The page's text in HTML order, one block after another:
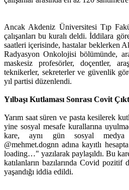
Ancak Akdeniz Üniversitesi Tıp
çalışanları bu kuralı deldi. İddilara
saatleri içerisinde, hastalar beklerken
Radyasyon Onkolojisi bölümünde,
maskesiz profesörler, doçentler,
teknikerler, sekreterler ve güvenlik
yıl partisi düzenlendi.
Yılbaşı Kutlaması Sonrası Covit
Yarım saat süren ve pasta kesilerek
yine sosyal mesafe kurallarına
kare, aynı gün sosyal medya
@mehmet.dognn adına kayıtlı
loading…" yazılarak paylaşıldı. Bu
katılanların bazılarında Covid pozitif
yaşandığı iddia edildi.